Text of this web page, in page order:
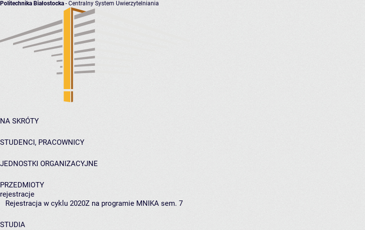
Politechnika Białostocka - Centralny System Uwierzytelniania
NA SKRÓTY
STUDENCI, PRACOWNICY
JEDNOSTKI ORGANIZACYJNE
PRZEDMIOTY
rejestracje
Rejestracja w cyklu 2020Z na programie MNIKA sem. 7
STUDIA